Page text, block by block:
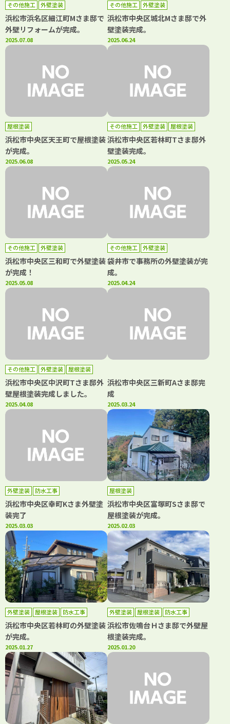
その他施工 外壁塗装
浜松市浜名区細江町Mさま邸で
外壁リフォームが完成。
2025.07.08
その他施工 外壁塗装
浜松市中央区城北Mさま邸で外
壁塗装完成。
2025.06.24
屋根塗装
浜松市中央区天王町で屋根塗装
が完成。
2025.06.08
その他施工 外壁塗装 屋根塗装
浜松市中央区若林町Tさま邸外
壁塗装完成。
2025.05.24
その他施工 外壁塗装
浜松市中央区三和町で外壁塗装
が完成！
2025.05.08
その他施工 外壁塗装
袋井市で事務所の外壁塗装が完
成。
2025.04.24
その他施工 外壁塗装 屋根塗装
浜松市中央区中沢町Tさま邸外
壁屋根塗装完成しました。
2025.04.08
浜松市中央区三新町Aさま邸完
成
2025.03.24
外壁塗装 防水工事
浜松市中央区幸町Kさま外壁塗
装完了
2025.03.03
屋根塗装
浜松市中央区富塚町Sさま邸で
屋根塗装が完成。
2025.02.03
外壁塗装 屋根塗装 防水工事
浜松市中央区若林町の外壁塗装
が完成。
2025.01.27
外壁塗装 屋根塗装 防水工事
浜松市佐鳴台Ｈさま邸で外壁屋
根塗装完成。
2025.01.20